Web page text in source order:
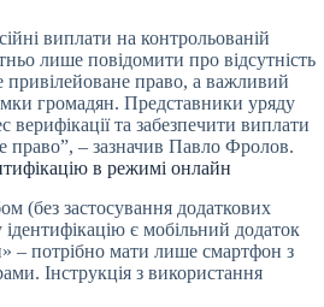
виплати на контрольованій
лише повідомити про відсутність
привілейоване право, а важливий
громадян. Представники уряду
та забезпечити виплати
право”, – зазначив Павло Фролов.
в режимі онлайн
(без застосування додаткових
є мобільний додаток
– потрібно мати лише смартфон з
Інструкція з використання